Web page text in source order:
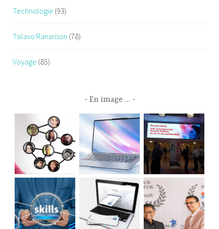
Technologie (93)
Tsilavo Ranarison (78)
Voyage (85)
En image …